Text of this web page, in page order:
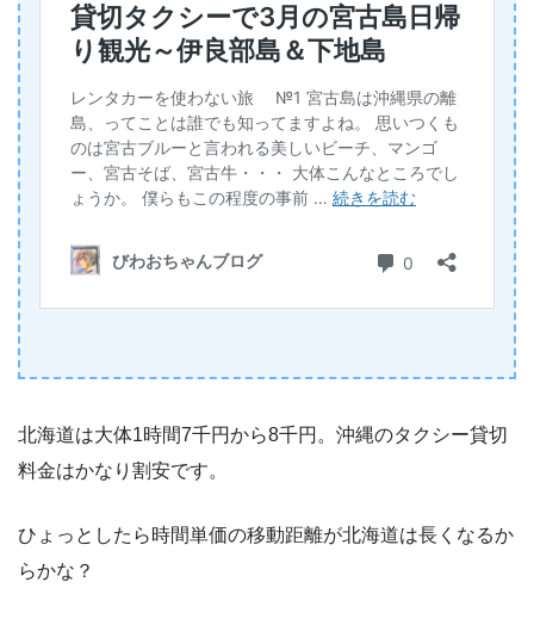
北海道は大体1時間7千円から8千円。沖縄のタクシー貸切
料金はかなり割安です。
ひょっとしたら時間単価の移動距離が北海道は長くなるか
らかな？